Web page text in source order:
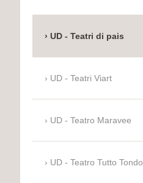
UD - Teatri di pais
UD - Teatri Viart
UD - Teatro Maravee
UD - Teatro Tutto Tondo